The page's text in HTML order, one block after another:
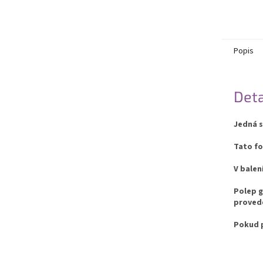
Popis
Jedná
Tato
V
Polep
Pokud